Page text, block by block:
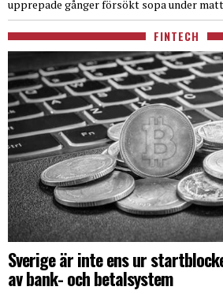
upprepade gånger försökt sopa under
FINTECH
Sverige är inte ens ur
av bank- och betalsystem